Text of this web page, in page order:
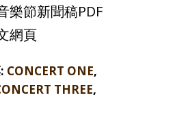
樂節新聞稿PDF
網頁
CONCERT ONE,
THREE,